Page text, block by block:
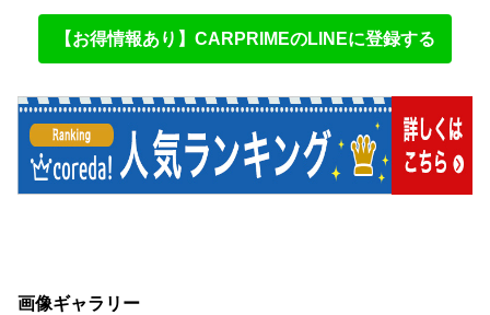
【お得情報あり】CARPRIMEのLINEに登録する
画像ギャラリー